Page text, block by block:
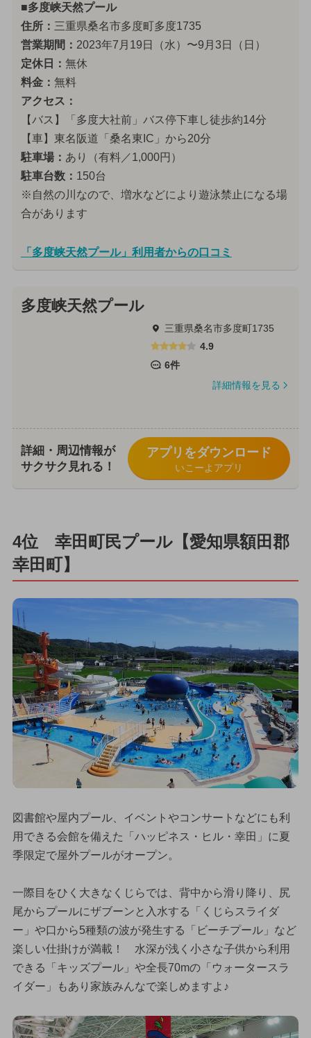
■多度峡天然プール
住所： 三重県桑名市多度町多度1735
営業期間： 2023年7月19日（水）〜9月3日（日）
定休日： 無休
料金： 無料
アクセス：
【バス】「多度大社前」バス停下車し徒歩約14分
【車】東名阪道「桑名東IC」から20分
駐車場： あり（有料／1,000円）
駐車台数： 150台
※自然の川なので、増水などにより遊泳禁止になる場
合があります
「多度峡天然プール」利用者からの口コミ
多度峡天然プール
三重県桑名市多度町1735
4.9
6件
詳細情報を見る
詳細・周辺情報が
サクサク見れる！
アプリをダウンロード
いこーよアプリ
4位 幸田町民プール【愛知県額田郡
幸田町】
図書館や屋内プール、イベントやコンサートなどにも利
用できる会館を備えた「ハッピネス・ヒル・幸田」に夏
季限定で屋外プールがオープン。
一際目をひく大きなくじらでは、背中から滑り降り、尻
尾からプールにザブーンと入水する「くじらスライダ
ー」や口から5種類の波が発生する「ビーチプール」など
楽しい仕掛けが満載！ 水深が浅く小さな子供から利用
できる「キッズプール」や全長70mの「ウォータースラ
イダー」もあり家族みんなで楽しめますよ♪